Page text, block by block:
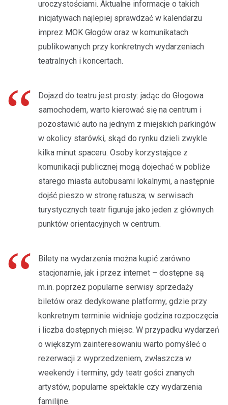
uroczystościami. Aktualne informacje o takich
inicjatywach najlepiej sprawdzać w kalendarzu
imprez MOK Głogów oraz w komunikatach
publikowanych przy konkretnych wydarzeniach
teatralnych i koncertach.
Dojazd do teatru jest prosty: jadąc do Głogowa
samochodem, warto kierować się na centrum i
pozostawić auto na jednym z miejskich parkingów
w okolicy starówki, skąd do rynku dzieli zwykle
kilka minut spaceru. Osoby korzystające z
komunikacji publicznej mogą dojechać w pobliże
starego miasta autobusami lokalnymi, a następnie
dojść pieszo w stronę ratusza; w serwisach
turystycznych teatr figuruje jako jeden z głównych
punktów orientacyjnych w centrum.
Bilety na wydarzenia można kupić zarówno
stacjonarnie, jak i przez internet – dostępne są
m.in. poprzez popularne serwisy sprzedaży
biletów oraz dedykowane platformy, gdzie przy
konkretnym terminie widnieje godzina rozpoczęcia
i liczba dostępnych miejsc. W przypadku wydarzeń
o większym zainteresowaniu warto pomyśleć o
rezerwacji z wyprzedzeniem, zwłaszcza w
weekendy i terminy, gdy teatr gości znanych
artystów, popularne spektakle czy wydarzenia
familijne.